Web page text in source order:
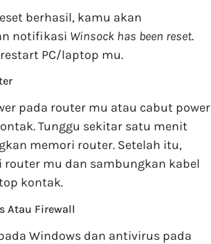
berhasil, kamu akan
notifikasi Winsock has been reset.
PC/laptop mu.
pada router mu atau cabut power
Tunggu sekitar satu menit
memori router. Setelah itu,
router mu dan sambungkan kabel
kontak.
Atau Firewall
Windows dan antivirus pada